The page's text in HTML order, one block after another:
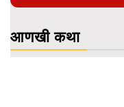
आणखी कथा